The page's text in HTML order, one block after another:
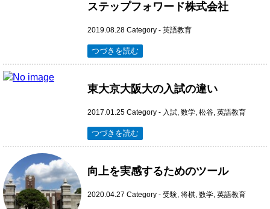
ステップフォワード株式会社
2019.08.28 Category - 英語教育
つづきを読む
東大京大阪大の入試の違い
2017.01.25 Category - 入試, 数学, 松谷, 英語教育
つづきを読む
向上を実感するためのツール
2020.04.27 Category - 受験, 将棋, 数学, 英語教育